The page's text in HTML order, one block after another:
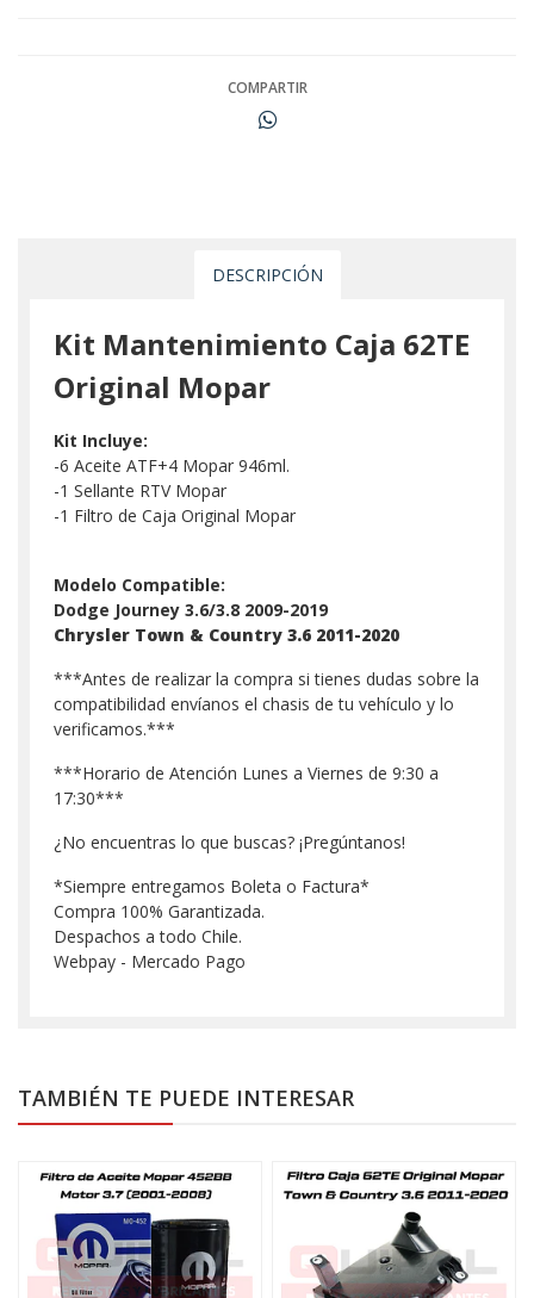
COMPARTIR
DESCRIPCIÓN
Kit Mantenimiento Caja 62TE
Original Mopar
Kit Incluye:
-6 Aceite ATF+4 Mopar 946ml.
-1 Sellante RTV Mopar
-1 Filtro de Caja Original Mopar
Modelo Compatible:
Dodge Journey 3.6/3.8 2009-2019
Chrysler Town & Country 3.6 2011-2020
***Antes de realizar la compra si tienes dudas sobre la
compatibilidad envíanos el chasis de tu vehículo y lo
verificamos.***
***Horario de Atención Lunes a Viernes de 9:30 a
17:30***
¿No encuentras lo que buscas? ¡Pregúntanos!
*Siempre entregamos Boleta o Factura*
Compra 100% Garantizada.
Despachos a todo Chile.
Webpay - Mercado Pago
TAMBIÉN TE PUEDE INTERESAR